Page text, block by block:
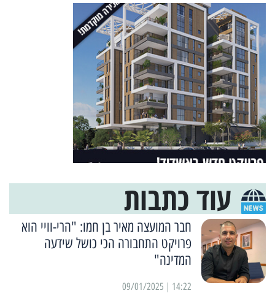
עוד כתבות
חבר המועצה מאיר בן חמו: "הרי-וויי הוא
פרויקט התחבורה הכי כושל שידעה
המדינה"
14:22 | 09/01/2025